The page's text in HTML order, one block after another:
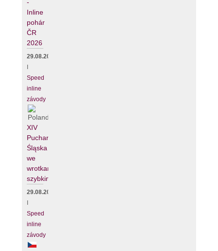
-
Inline
pohár
ČR
2026
29.08.2026
Speed
inline
závody
XIV
Puchar
Śląska
we
wrotkarstwie
szybkim
29.08.2026
Speed
inline
závody